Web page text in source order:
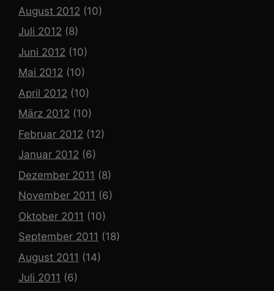
August 2012 (10)
Juli 2012 (8)
Juni 2012 (10)
Mai 2012 (10)
April 2012 (10)
März 2012 (10)
Februar 2012 (12)
Januar 2012 (6)
Dezember 2011 (8)
November 2011 (6)
Oktober 2011 (10)
September 2011 (18)
August 2011 (14)
Juli 2011 (6)